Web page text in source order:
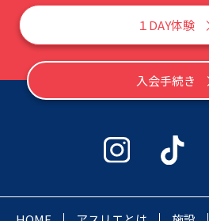
１DAY体験
入会手続き